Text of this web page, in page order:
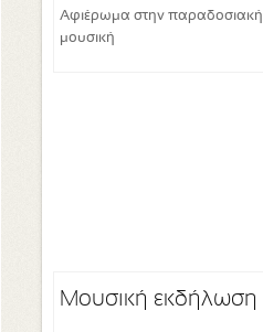
Αφιέρωμα στην παραδοσιακή
μουσική
Μουσική εκδήλωση